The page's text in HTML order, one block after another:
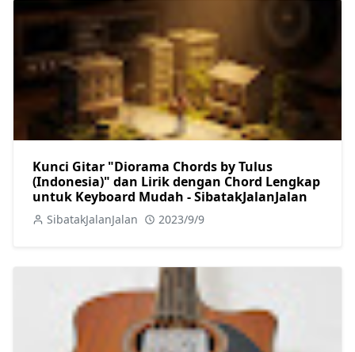
Kunci Gitar "Diorama Chords by Tulus
(Indonesia)" dan Lirik dengan Chord Lengkap
untuk Keyboard Mudah - SibatakJalanJalan
SibatakJalanJalan 2023/9/9